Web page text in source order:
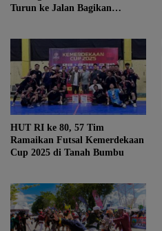
Turun ke Jalan Bagikan
HUT RI ke 80, 57 Tim
Ramaikan Futsal Kemerdekaan
Cup 2025 di Tanah Bumbu